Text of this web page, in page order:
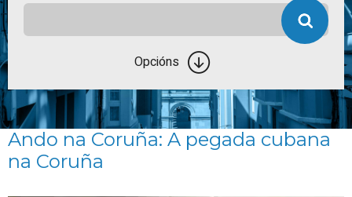
Opcións
Ando na Coruña: A pegada cubana
na Coruña